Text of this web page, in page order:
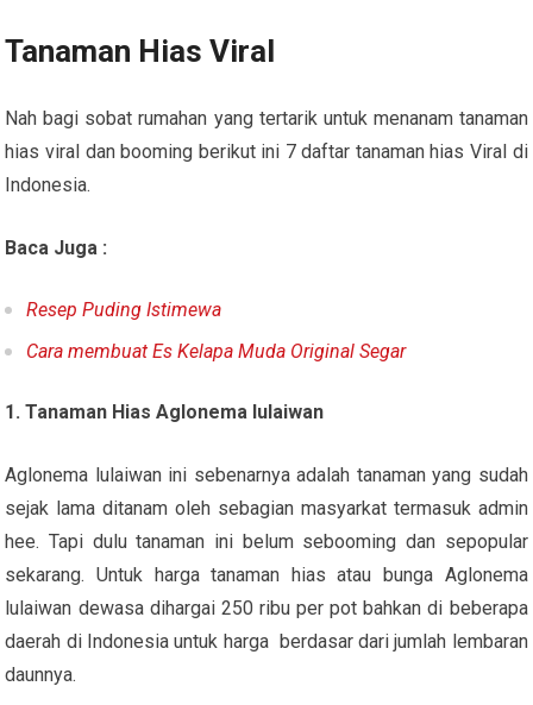
Tanaman Hias Viral
Nah bagi sobat rumahan yang tertarik untuk menanam tanaman
hias viral dan booming berikut ini 7 daftar tanaman hias Viral di
Indonesia.
Baca Juga :
Resep Puding Istimewa
Cara membuat Es Kelapa Muda Original Segar
1. Tanaman Hias Aglonema lulaiwan
Aglonema lulaiwan ini sebenarnya adalah tanaman yang sudah
sejak lama ditanam oleh sebagian masyarkat termasuk admin
hee. Tapi dulu tanaman ini belum sebooming dan sepopular
sekarang. Untuk harga tanaman hias atau bunga Aglonema
lulaiwan dewasa dihargai 250 ribu per pot bahkan di beberapa
daerah di Indonesia untuk harga berdasar dari jumlah lembaran
daunnya.